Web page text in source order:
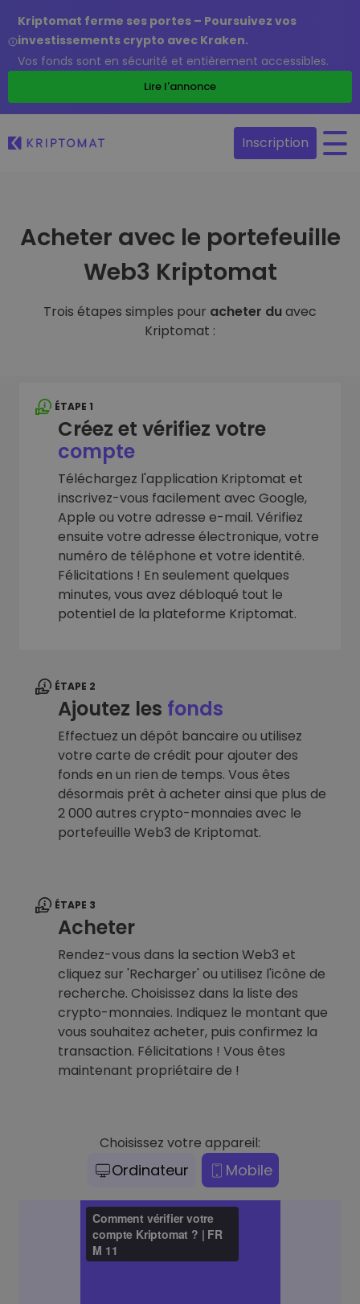
Kriptomat ferme ses portes – Poursuivez vos
investissements crypto avec Kraken.
Vos fonds sont en sécurité et entièrement accessibles.
Lire l'annonce
Inscription
Acheter avec le portefeuille
Web3 Kriptomat
Trois étapes simples pour acheter duavec
Kriptomat :
ÉTAPE 1
Créez et vérifiez votre
compte
Téléchargez l'application Kriptomat et
inscrivez-vous facilement avec Google,
Apple ou votre adresse e-mail. Vérifiez
ensuite votre adresse électronique, votre
numéro de téléphone et votre identité.
Félicitations ! En seulement quelques
minutes, vous avez débloqué tout le
potentiel de la plateforme Kriptomat.
ÉTAPE 2
Ajoutez les fonds
Effectuez un dépôt bancaire ou utilisez
votre carte de crédit pour ajouter des
fonds en un rien de temps. Vous êtes
désormais prêt à acheter ainsi que plus de
2 000 autres crypto-monnaies avec le
portefeuille Web3 de Kriptomat.
ÉTAPE 3
Acheter
Rendez-vous dans la section Web3 et
cliquez sur 'Recharger' ou utilisez l'icône de
recherche. Choisissez dans la liste des
crypto-monnaies. Indiquez le montant que
vous souhaitez acheter, puis confirmez la
transaction. Félicitations ! Vous êtes
maintenant propriétaire de !
Choisissez votre appareil:
Ordinateur Mobile